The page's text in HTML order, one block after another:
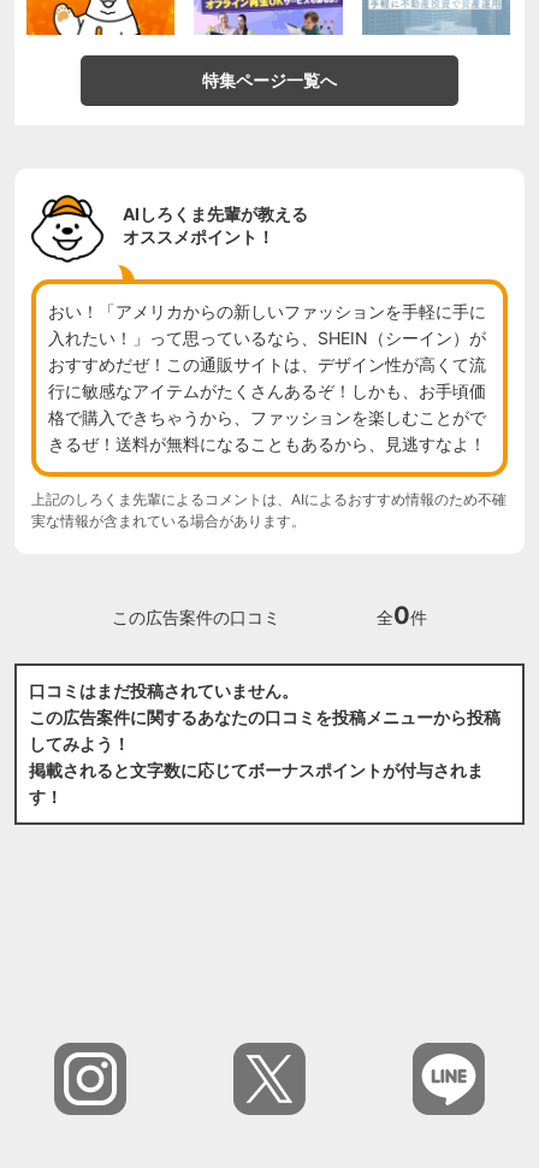
特集ページ一覧へ
AIしろくま先輩が教える
オススメポイント！
おい！「アメリカからの新しいファッションを手軽に手に
入れたい！」って思っているなら、SHEIN（シーイン）が
おすすめだぜ！この通販サイトは、デザイン性が高くて流
行に敏感なアイテムがたくさんあるぞ！しかも、お手頃価
格で購入できちゃうから、ファッションを楽しむことがで
きるぜ！送料が無料になることもあるから、見逃すなよ！
上記のしろくま先輩によるコメントは、AIによるおすすめ情報のため不確
実な情報が含まれている場合があります。
この広告案件の口コミ 全0件
口コミはまだ投稿されていません。
この広告案件に関するあなたの口コミを投稿メニューから投稿
してみよう！
掲載されると文字数に応じてボーナスポイントが付与されま
す！